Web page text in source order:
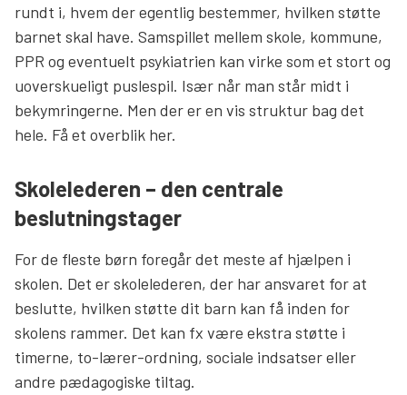
rundt i, hvem der egentlig bestemmer, hvilken støtte
barnet skal have. Samspillet mellem skole, kommune,
PPR og eventuelt psykiatrien kan virke som et stort og
uoverskueligt puslespil. Især når man står midt i
bekymringerne. Men der er en vis struktur bag det
hele. Få et overblik her.
Skolelederen – den centrale
beslutningstager
For de fleste børn foregår det meste af hjælpen i
skolen. Det er skolelederen, der har ansvaret for at
beslutte, hvilken støtte dit barn kan få inden for
skolens rammer. Det kan fx være ekstra støtte i
timerne, to-lærer-ordning, sociale indsatser eller
andre pædagogiske tiltag.